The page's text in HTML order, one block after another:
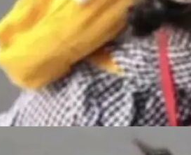
账时才察觉异常。这
序，在近半年时间
显示，...
的生态里加速迭代，
"。他的原话是 "buil
互不通气。 这个判
。Hugging Face 是
面跑着上百万个模
...
用别人写的程序写程
个博客系统、智能
算稀奇事。 Crawsh
开源 AI coding age
篇文章，核心论点很
。 理由不是传统的自
agent 直接相关的
能个性化任何软件 C
内测邀请，全
演现场诞生
时候大概没人想到它
的路演。 8月1日，
责人崔添翼（tiany
是 Agent Harness 相
参加 DeepSeek Har
信联系我。请附上
Preview
轻量级统一多模态模
U1.5-Lite-Preview。